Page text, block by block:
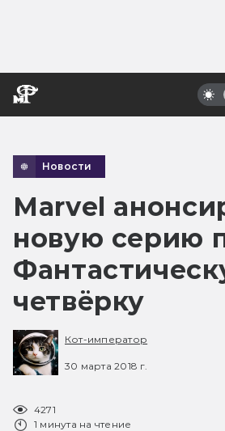
Новости
Marvel
новую серию
четвёрку
Кот-император
30 марта 2018 г.
4271
1 минута на чтение